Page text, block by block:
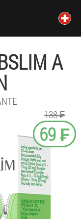
A
138 ₣
69 ₣